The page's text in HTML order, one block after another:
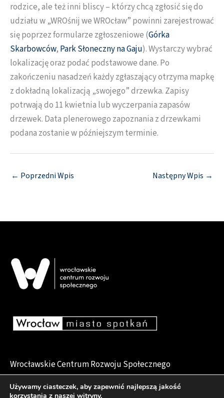
rodzice, ale też inni bliscy – którzy chcą zgłosić się do
udziału w „WROśnij we WROcław” powinni zarejestrować
się poprzez formularze zgłoszeniowe (Górka
Skarbowców, Park Słoneczny na Gaju). Wystarczy wybrać
lokalizację oraz podać podstawowe dane. Po
zakończeniu nasadzeń każdy zgłaszający otrzyma mapkę
z dokładną lokalizacją „swojego” drzewka. Zapisy
potrwają do 11 kwietnia lub wyczerpania zapasów
drzewek. Data plenerowego zapoznania z drzewkami
podana zostanie w późniejszym terminie.
← Poprzedni Wpis Następny Wpis →
Wrocławskie Centrum Rozwoju Społecznego
pl. Dominikański 6, 50-159 Wrocław
Używamy ciasteczek, aby zapewnić najlepszą jakość
korzystania z naszej witryny.